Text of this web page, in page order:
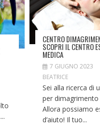
CENTRO
SCOPRI IL CENTRO
MEDICA
7 GIUGNO 2023
BEATRICE
Sei alla ricerca di
per dimagrimento
Allora possiamo
d’aiuto! Il tuo...